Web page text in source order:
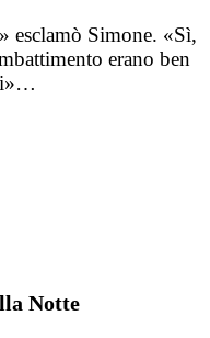
esclamò Simone. «Sì,
erano ben
Notte